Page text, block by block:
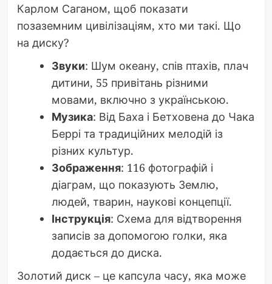
Карлом Саганом, щоб показати
позаземним цивілізаціям, хто ми такі. Що
на диску?
Звуки: Шум океану, спів птахів, плач
дитини, 55 привітань різними
мовами, включно з українською.
Музика: Від Баха і Бетховена до Чака
Беррі та традиційних мелодій із
різних культур.
Зображення: 116 фотографій і
діаграм, що показують Землю,
людей, тварин, наукові концепції.
Інструкція: Схема для відтворення
записів за допомогою голки, яка
додається до диска.
Золотий диск – це капсула часу, яка може